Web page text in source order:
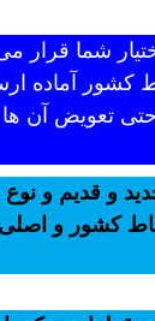
شما قرار
آماده
تعویض آن ها
و قدیم و
کشور و